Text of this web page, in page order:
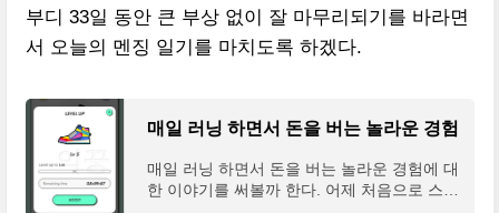
부디 33일 동안 큰 부상 없이 잘 마무리되기를 바라면
서 오늘의 멘징 일기를 마치도록 하겠다.
매일 러닝 하면서 돈을 버는 놀라운 경험
매일 러닝 하면서 돈을 버는 놀라운 경험에 대
한 이야기를 써볼까 한다. 어제 처음으로 스태